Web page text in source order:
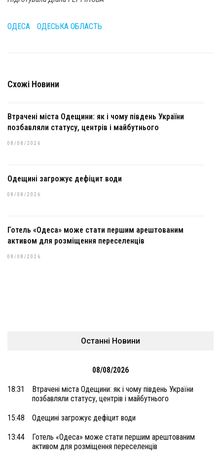
ОДЕСА ОДЕСЬКА ОБЛАСТЬ
Схожі Новини
Втрачені міста Одещини: як і чому південь України
позбавляли статусу, центрів і майбутнього
08/08/2026
Одещині загрожує дефіцит води
08/08/2026
Готель «Одеса» може стати першим арештованим
активом для розміщення переселенців
08/08/2026
Останні Новини
08/08/2026
18:31
Втрачені міста Одещини: як і чому південь України
позбавляли статусу, центрів і майбутнього
15:48 Одещині загрожує дефіцит води
13:44
Готель «Одеса» може стати першим арештованим
активом для розміщення переселенців